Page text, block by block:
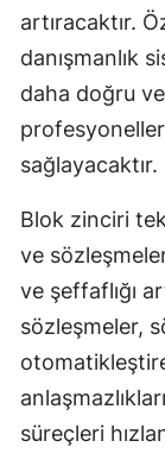
artıracaktır.
danışmanlık
daha doğru
sağlayacaktır.
Blok zinciri
ve
ve şeffaflığı
sözleşmeler,
süreçleri